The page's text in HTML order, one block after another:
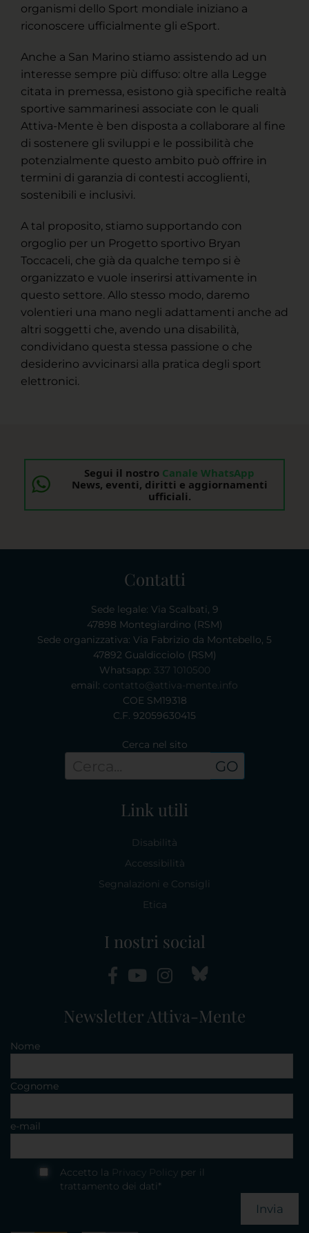
organismi dello Sport mondiale iniziano a
riconoscere ufficialmente gli eSport.
Anche a San Marino stiamo assistendo ad un
interesse sempre più diffuso: oltre alla Legge
citata in premessa, esistono già specifiche realtà
sportive sammarinesi associate con le quali
Attiva-Mente è ben disposta a collaborare al fine
di sostenere gli sviluppi e le possibilità che
potenzialmente questo ambito può offrire in
termini di garanzia di contesti accoglienti,
sostenibili e inclusivi.
A tal proposito, stiamo supportando con
orgoglio per un Progetto sportivo Bryan
Toccaceli, che già da qualche tempo si è
organizzato e vuole inserirsi attivamente in
questo settore. Allo stesso modo, daremo
volentieri una mano negli adattamenti anche ad
altri soggetti che, avendo una disabilità,
condividano questa stessa passione o che
desiderino avvicinarsi alla pratica degli sport
elettronici.
Segui il nostro Canale WhatsApp
News, eventi, diritti e aggiornamenti
ufficiali.
Contatti
Sede legale: Via Scalbati, 9
47898 Montegiardino (RSM)
Sede organizzativa: Via Fabrizio da Montebello, 5
47892 Gualdicciolo (RSM)
Whatsapp: 337 1010500
email: contatto@attiva-mente.info
COE SM19318
C.F. 92059630415
Cerca nel sito
GO
Link utili
Disabilità
Accessibilità
Segnalazioni e Consigli
Etica
I nostri social
Newsletter Attiva-Mente
Nome
Cognome
e-mail
Accetto la Privacy Policy per il
trattamento dei dati*
Invia